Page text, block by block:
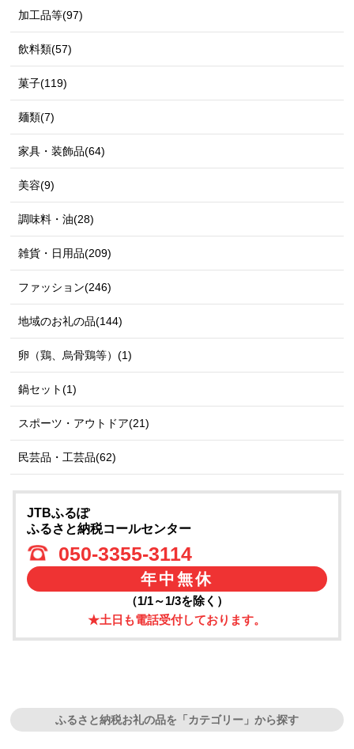
加工品等(97)
飲料類(57)
菓子(119)
麺類(7)
家具・装飾品(64)
美容(9)
調味料・油(28)
雑貨・日用品(209)
ファッション(246)
地域のお礼の品(144)
卵（鶏、烏骨鶏等）(1)
鍋セット(1)
スポーツ・アウトドア(21)
民芸品・工芸品(62)
JTBふるぽ
ふるさと納税コールセンター
050-3355-3114
年中無休
（1/1～1/3を除く）
★土日も電話受付しております。
ふるさと納税お礼の品を「カテゴリー」から探す